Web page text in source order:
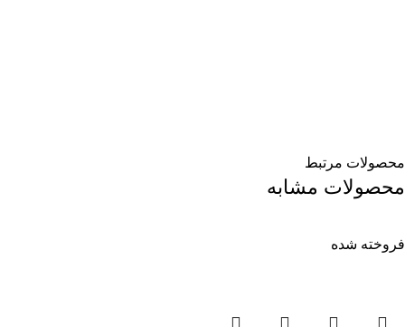
محصولات مرتبط
محصولات مشابه
فروخته شده